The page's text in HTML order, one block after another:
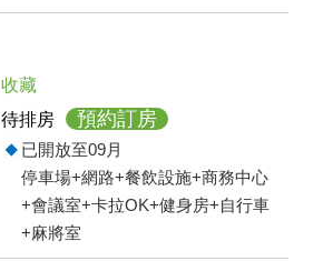
收藏
待排房
預約訂房
已開放至09月
停車場+網路+餐飲設施+商務中心
+會議室+卡拉OK+健身房+自行車
+麻將室